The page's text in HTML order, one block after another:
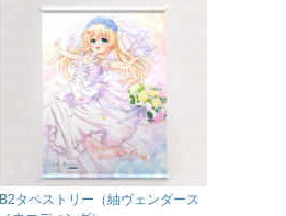
B2タペストリー（紬ヴェンダース